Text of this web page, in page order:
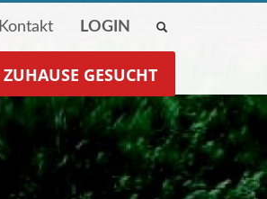
Kontakt LOGIN
ZUHAUSE GESUCHT